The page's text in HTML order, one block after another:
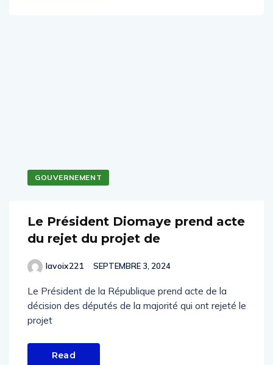
GOUVERNEMENT
Le Président Diomaye prend acte
du rejet du projet de
lavoix221 SEPTEMBRE 3, 2024
Le Président de la République prend acte de la
décision des députés de la majorité qui ont rejeté le
projet
Read